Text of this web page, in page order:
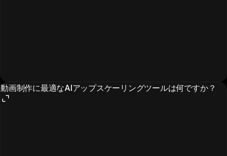
動画制作に最適なAIアップスケーリングツールは何ですか？